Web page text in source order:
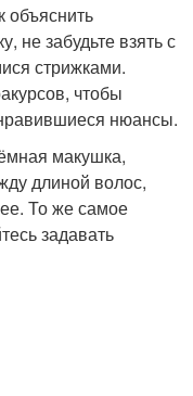
объяснить
не забудьте взять с
стрижками.
чтобы
нюансы.
макушка,
длиной волос,
То же самое
задавать